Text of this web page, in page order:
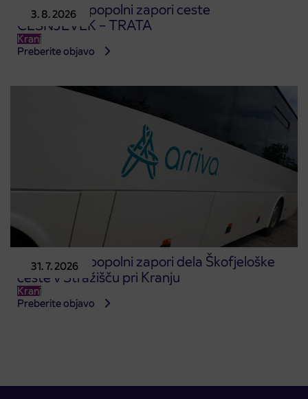
3. 8. 2026
Obvestilo o popolni zapori ceste
ČEŠNJEVEK – TRATA
Kranj
Preberite objavo
31. 7. 2026
Obvestilo o popolni zapori dela Škofjeloške
ceste v Stražišču pri Kranju
Kranj
Preberite objavo